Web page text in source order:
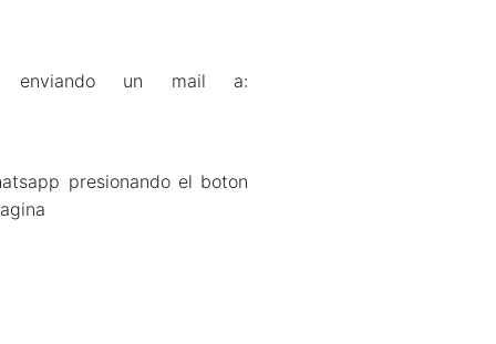
enviando un mail a:
presionando el boton